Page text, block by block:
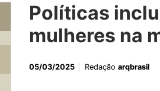
Políticas
mulheres na
05/03/2025 Redação arqbrasil